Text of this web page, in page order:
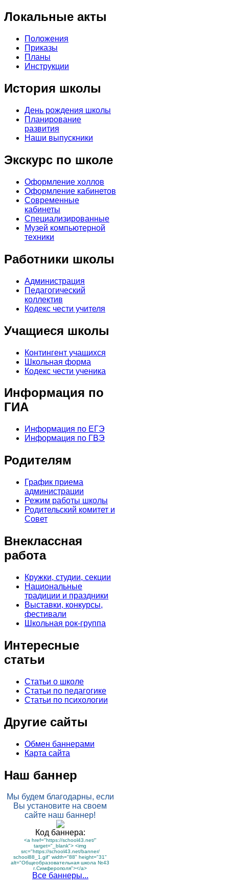
Локальные акты
Положения
Приказы
Планы
Инструкции
История школы
День рождения школы
Планирование
развития
Наши выпускники
Экскурс по школе
Оформление холлов
Оформление кабинетов
Современные
кабинеты
Специализированные
Музей компьютерной
техники
Работники школы
Администрация
Педагогический
коллектив
Кодекс чести учителя
Учащиеся школы
Контингент учащихся
Школьная форма
Кодекс чести ученика
Информация по
ГИА
Информация по ЕГЭ
Информация по ГВЭ
Родителям
График приема
администрации
Режим работы школы
Родительский комитет и
Совет
Внеклассная
работа
Кружки, студии, секции
Национальные
традиции и праздники
Выставки, конкурсы,
фестивали
Школьная рок-группа
Интересные
статьи
Статьи о школе
Статьи по педагогике
Статьи по психологии
Другие сайты
Обмен баннерами
Карта сайта
Наш баннер
Мы будем благодарны, если
Вы установите на своем
сайте наш баннер!
Код баннера:
<a href="https://school43.net/"
target="_blank"> <img
src="https://school43.net/banner/
school88_1.gif" width="88" height="31"
alt="Общеобразовательная школа №43
г.Симферополя"></a>
Все баннеры...